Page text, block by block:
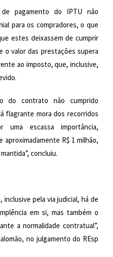
pagamento do IPTU não
para os compradores, o que
estes deixassem de cumprir
o valor das prestações supera
ao imposto, que, inclusive,
do contrato não cumprido
flagrante mora dos recorridos
uma escassa importância,
R$ 1 milhão,
concluiu.
pela via judicial, há de
em si, mas também o
a normalidade contratual”,
no julgamento do REsp